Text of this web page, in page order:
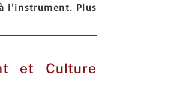
l’instrument. Plus
et Culture